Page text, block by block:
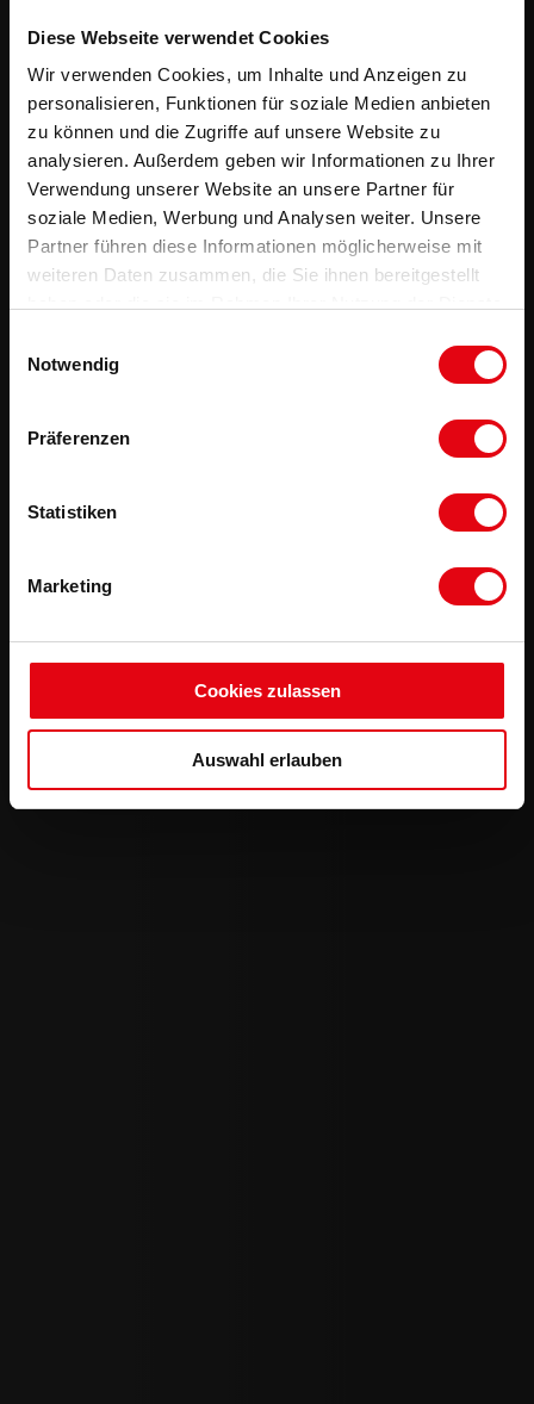
Diese Webseite verwendet Cookies
Wir verwenden Cookies, um Inhalte und Anzeigen zu
personalisieren, Funktionen für soziale Medien anbieten
zu können und die Zugriffe auf unsere Website zu
analysieren. Außerdem geben wir Informationen zu Ihrer
Verwendung unserer Website an unsere Partner für
soziale Medien, Werbung und Analysen weiter. Unsere
Partner führen diese Informationen möglicherweise mit
weiteren Daten zusammen, die Sie ihnen bereitgestellt
Notwendig
Präferenzen
Statistiken
Marketing
Cookies zulassen
Auswahl erlauben